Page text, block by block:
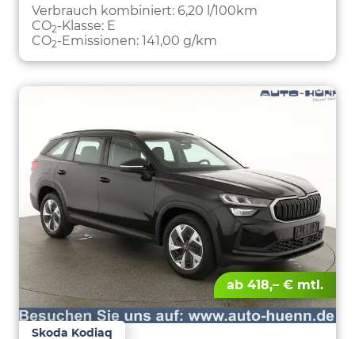
Verbrauch kombiniert: 6,20 l/100km
CO2-Klasse: E
CO2-Emissionen: 141,00 g/km
ab 418,– € mtl.
Skoda Kodiaq